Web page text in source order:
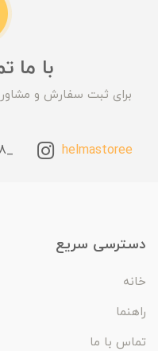
با ما
برای ثبت سفارش و
helmastoree
_09924999838_02166746877
دسترسی سریع
خانه
راهنما
تماس با ما